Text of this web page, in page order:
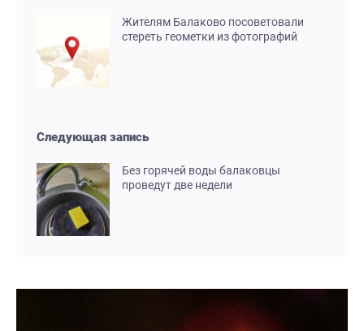
Жителям Балаково посоветовали
стереть геометки из фотографий
Следующая запись
Без горячей воды балаковцы
проведут две недели